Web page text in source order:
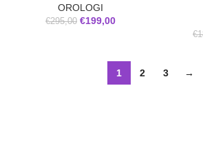
OROLOGI
€295,00 €199,00
€
1 2 3 →